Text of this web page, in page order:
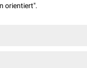
orientiert".